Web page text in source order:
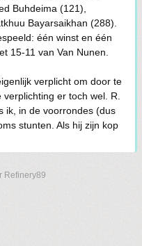
Buhdeima (121),
Bayarsaikhan (288).
één winst en één
15-11 van Van Nunen.
verplicht om door te
er toch wel. R.
ik, in de voorrondes (dus
stunten. Als hij zijn kop
Refinery89